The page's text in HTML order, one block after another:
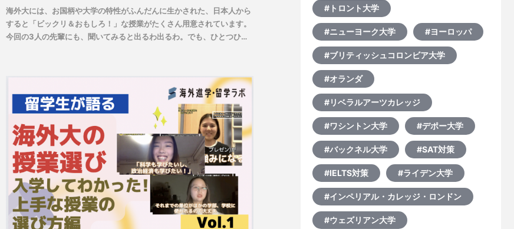
海外大には、お国柄や大学の特性がふんだんに生かされた、日本人から
すると「ビックリ＆おもしろ！」な授業がたくさん用意されています。
今回の3人の先輩にも、聞いてみると出るわ出るわ。でも、ひとつひと
#トロント大学
#ニューヨーク大学 #ヨーロッパ
#ブリティッシュコロンビア大学
#オランダ
#リベラルアーツカレッジ
#ワシントン大学 #デポー大学
#バックネル大学 #SAT対策
#IELTS対策 #ライデン大学
#インペリアル・カレッジ・ロンドン
#ウェズリアン大学